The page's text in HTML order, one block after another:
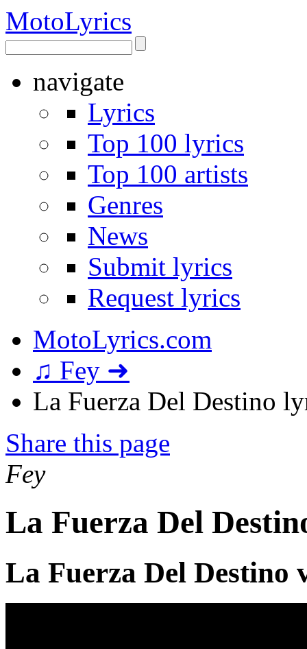
MotoLyrics
navigate
Lyrics
Top 100 lyrics
Top 100 artists
Genres
News
Submit lyrics
Request lyrics
MotoLyrics.com
♫ Fey ➜
La Fuerza Del Destino
Share this page
Fey
La Fuerza Del
La Fuerza Del Destino